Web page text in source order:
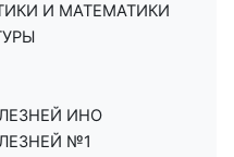
И МАТЕМАТИКИ
ИНО
№1